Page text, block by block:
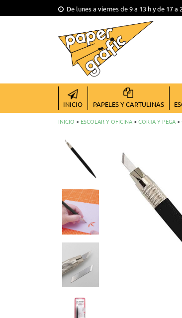
De lunes a viernes de 9 a 13 h y de 17 a
INICIO
PAPELES Y CARTULINAS
INICIO > ESCOLAR Y OFICINA>CORTA Y PEGA>